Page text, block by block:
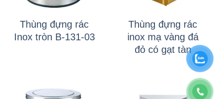
Thùng đựng rác
Inox tròn B-131-03
Thùng đựng rác
inox mạ vàng đá
đỏ có gạt tàn